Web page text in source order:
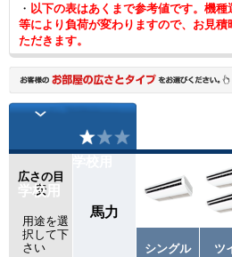
・ 以下の表はあくまで参考値です。機
等により負荷が変わりますので、お見
ただきます。
学校用
広さの目
安
用途を選
択して下
さい
馬力
シングル ツ